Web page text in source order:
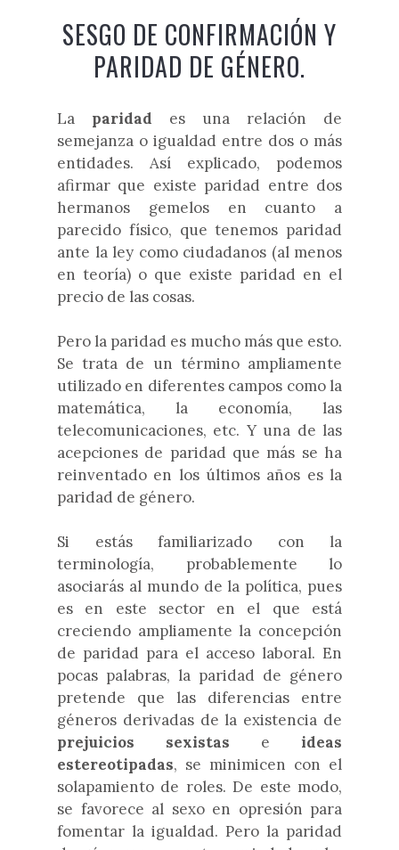
SESGO DE CONFIRMACIÓN Y
PARIDAD DE GÉNERO.
La paridad es una relación de
semejanza o igualdad entre dos o más
entidades. Así explicado, podemos
afirmar que existe paridad entre dos
hermanos gemelos en cuanto a
parecido físico, que tenemos paridad
ante la ley como ciudadanos (al menos
en teoría) o que existe paridad en el
precio de las cosas.
Pero la paridad es mucho más que esto.
Se trata de un término ampliamente
utilizado en diferentes campos como la
matemática, la economía, las
telecomunicaciones, etc. Y una de las
acepciones de paridad que más se ha
reinventado en los últimos años es la
paridad de género.
Si estás familiarizado con la
terminología, probablemente lo
asociarás al mundo de la política, pues
es en este sector en el que está
creciendo ampliamente la concepción
de paridad para el acceso laboral. En
pocas palabras, la paridad de género
pretende que las diferencias entre
géneros derivadas de la existencia de
prejuicios sexistas e ideas
estereotipadas, se minimicen con el
solapamiento de roles. De este modo,
se favorece al sexo en opresión para
fomentar la igualdad. Pero la paridad